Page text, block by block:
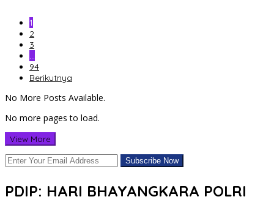
1
2
3
…
94
Berikutnya
No More Posts Available.
No more pages to load.
View More
PDIP: HARI BHAYANGKARA POLRI